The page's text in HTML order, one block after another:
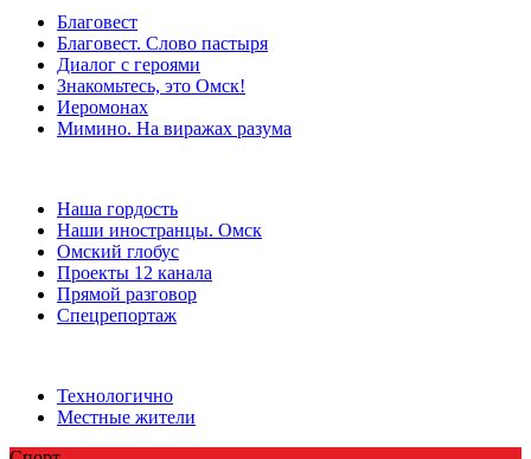
Благовест
Благовест. Слово пастыря
Диалог с героями
Знакомьтесь, это Омск!
Иеромонах
Мимино. На виражах разума
Наша гордость
Наши иностранцы. Омск
Омский глобус
Проекты 12 канала
Прямой разговор
Спецрепортаж
Технологично
Местные жители